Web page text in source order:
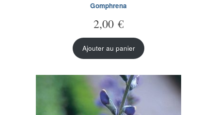
Gomphrena
2,00 €
Ajouter au panier